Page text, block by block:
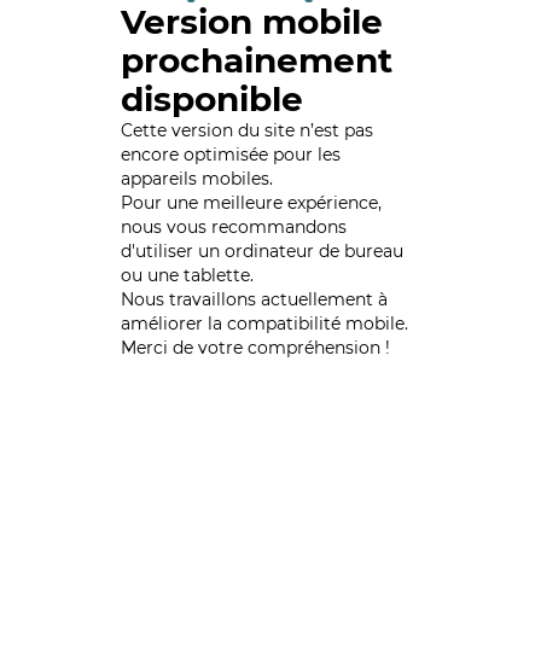
Version mobile
prochainement
disponible
Cette version du site n’est pas
encore optimisée pour les
appareils mobiles.
Pour une meilleure expérience,
nous vous recommandons
d'utiliser un ordinateur de bureau
ou une tablette.
Nous travaillons actuellement à
améliorer la compatibilité mobile.
Merci de votre compréhension !